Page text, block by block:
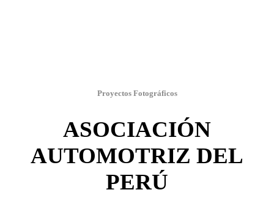
Proyectos Fotográficos
ASOCIACIÓN
AUTOMOTRIZ DEL
PERÚ